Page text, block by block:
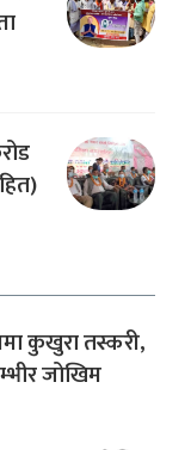
कुखुरा तस्करी,
जोखिम